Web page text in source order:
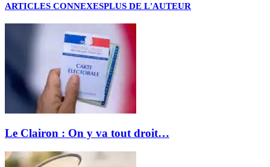
ARTICLES CONNEXESPLUS DE L'AUTEUR
Le Clairon : On y va tout droit…